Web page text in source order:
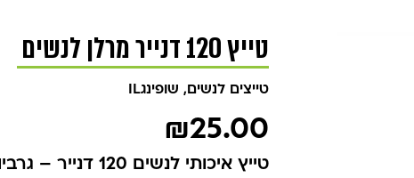
טייץ 120 דנייר מרלן לנשים
טייצים לנשים , שופינגIL
₪25.00
טייץ איכותי לנשים 120 דנייר – גרביון מיקרו אטום ללא כף רגל